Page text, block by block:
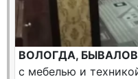
ВОЛОГДА,
с мебелью и